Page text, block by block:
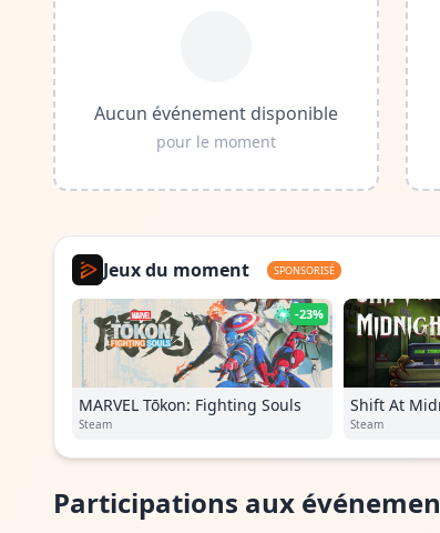
Aucun événement disponible
pour le moment
Jeux du moment SPONSORISÉ
-23%
MARVEL Tōkon: Fighting Souls
Steam
Shift At
Steam
Participations aux